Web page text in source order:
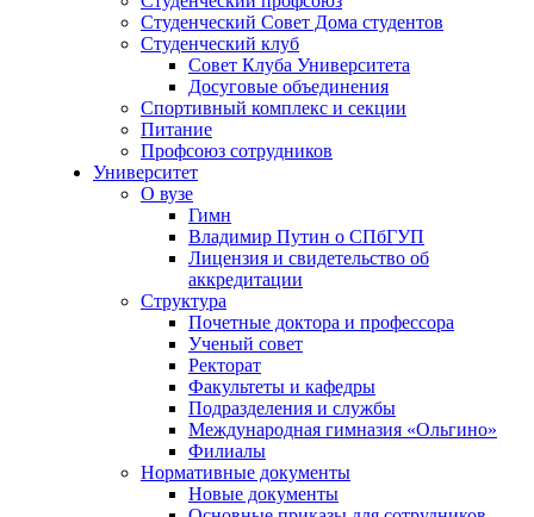
Студенческий Совет Дома студентов
Студенческий клуб
Совет Клуба Университета
Досуговые объединения
Спортивный комплекс и секции
Питание
Профсоюз сотрудников
Университет
О вузе
Гимн
Владимир Путин о СПбГУП
Лицензия и свидетельство об
аккредитации
Структура
Почетные доктора и профессора
Ученый совет
Ректорат
Факультеты и кафедры
Подразделения и службы
Международная гимназия «Ольгино»
Филиалы
Нормативные документы
Новые документы